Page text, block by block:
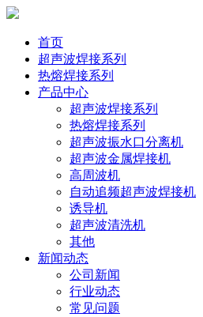
首页
超声波焊接系列
热熔焊接系列
产品中心
超声波焊接系列
热熔焊接系列
超声波振水口分离机
超声波金属焊接机
高周波机
自动追频超声波焊接机
诱导机
超声波清洗机
其他
新闻动态
公司新闻
行业动态
常见问题